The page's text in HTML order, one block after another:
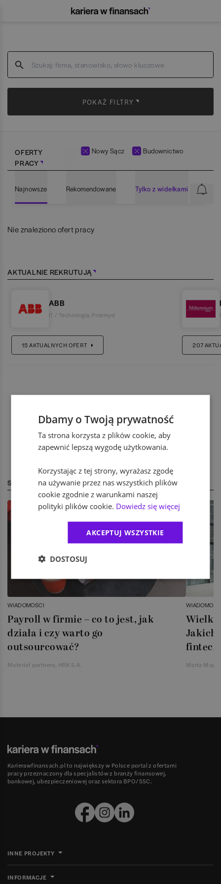
POKAŻ FILTRY
OFERTY
PRACY
Nowy Sącz Budownictwo
Najnowsze Rekomendowane Tylko z widełkami
Nie znaleziono ofert pracy
AKTUALNIE REKRUTUJĄ
ABB
IT / Technologia Przemysł
15AKTUALNYCH OFERT 207
STREFA EKSPERTA
WIADOMOŚCI
Payroll w firmie – co to jest, jak
działa i czy warto go
outsourcować?
Materiał partnera, HRK S.A.
Jakich
Marta
Karierawfinansach.pl to największy w Polsce portal z ofertami
pracy przeznaczony dla specjalistów z branży finansowej,
bankowej, ubezpieczeniowej oraz sektora BPO/SSC.
INNE PROJEKTY
INFORMACJE
Dbamy o Twoją prywatność
Ta strona korzysta z plików cookie, aby
zapewnić lepszą wygodę użytkowania.
Korzystając z tej strony, wyrażasz zgodę
na używanie przez nas wszystkich plików
cookie zgodnie z warunkami naszej
polityki plików cookie. Dowiedz się więcej
AKCEPTUJ WSZYSTKIE
DOSTOSUJ